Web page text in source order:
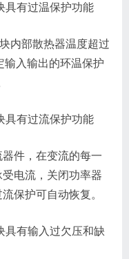
具有过温保护功能
内部散热器温度超过
入输出的环温保护
具有过流保护功能
件，在变流的每一
电流，关闭功率器
保护可自动恢复。
具有输入过欠压和缺